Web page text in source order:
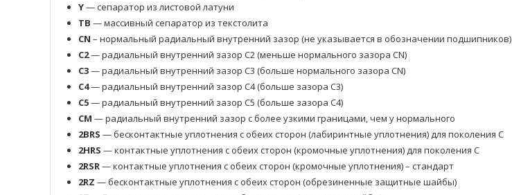
Y— сепаратор из листовой латуни
TB — массивный сепаратор из текстолита
CN – нормальный радиальный внутренний зазор (не указывается в обозначении подшипников)
C2— радиальный внутренний зазор C2 (меньше нормального зазора CN)
C3— радиальный внутренний зазор C3 (больше нормального зазора CN)
C4— радиальный внутренний зазор C4 (больше зазора C3)
C5— радиальный внутренний зазор C5 (больше зазора C4)
CM — радиальный внутренний зазор с более узкими границами, чем у нормального
2BRS — бесконтактные уплотнения с обеих сторон (лабиринтные уплотнения) для поколения C
2HRS — контактные уплотнения с обеих сторон (кромочные уплотнения) для поколения C
2RSR— контактные уплотнения с обеих сторон (кромочные уплотнения) – стандарт
2RZ — бесконтактные уплотнения с обеих сторон (обрезиненные защитные шайбы)